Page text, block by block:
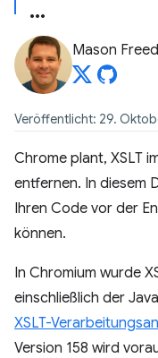
Mason Freed
Veröffentlicht: 29.
Chrome plant, XSLT
entfernen. In diesem
Ihren Code vor der
können.
In Chromium wurde
einschließlich der
XSLT-
Version 158 wird